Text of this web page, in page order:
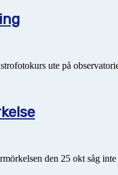
ute på
den 25 okt såg